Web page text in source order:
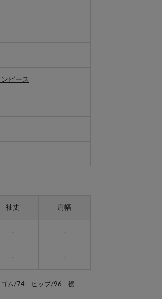
ピース
袖丈 肩幅
- -
- -
ゴム/74 ヒップ/96 裾